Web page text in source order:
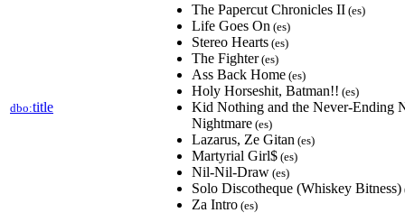
dbo:title
The Papercut Chronicles II (es)
Life Goes On (es)
Stereo Hearts (es)
The Fighter(es)
Ass Back Home (es)
Holy Horseshit, Batman!! (es)
Kid Nothing and the Never-Ending
Nightmare (es)
Lazarus, Ze Gitan (es)
Martyrial Girl$ (es)
Nil-Nil-Draw (es)
Solo Discotheque (Whiskey Bitness)
Za Intro (es)